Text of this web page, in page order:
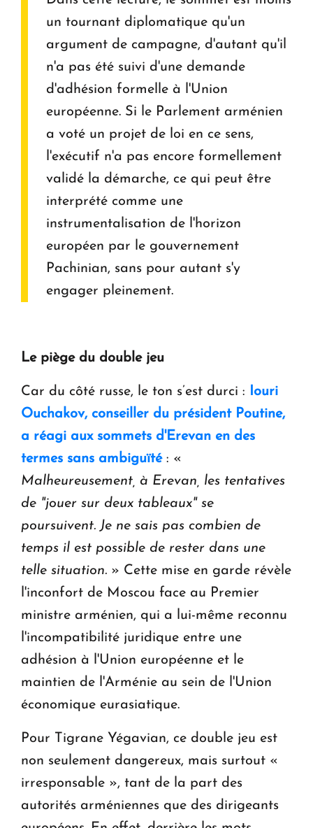
un tournant diplomatique qu'un
argument de campagne, d'autant qu'il
n'a pas été suivi d'une demande
d'adhésion formelle à l'Union
européenne. Si le Parlement arménien
a voté un projet de loi en ce sens,
l'exécutif n'a pas encore formellement
validé la démarche, ce qui peut être
interprété comme une
instrumentalisation de l'horizon
européen par le gouvernement
Pachinian, sans pour autant s'y
engager pleinement.
Le piège du double jeu
Car du côté russe, le ton s’est durci : Iouri
Ouchakov, conseiller du président Poutine,
a réagi aux sommets d'Erevan en des
termes sans ambiguïté : «
Malheureusement, à Erevan, les tentatives
de "jouer sur deux tableaux" se
poursuivent. Je ne sais pas combien de
temps il est possible de rester dans une
telle situation. » Cette mise en garde révèle
l'inconfort de Moscou face au Premier
ministre arménien, qui a lui-même reconnu
l'incompatibilité juridique entre une
adhésion à l'Union européenne et le
maintien de l'Arménie au sein de l'Union
économique eurasiatique.
Pour Tigrane Yégavian, ce double jeu est
non seulement dangereux, mais surtout «
irresponsable », tant de la part des
autorités arméniennes que des dirigeants